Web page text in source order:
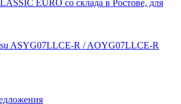
ASYG07LLCE-R / AOYG07LLCE-R